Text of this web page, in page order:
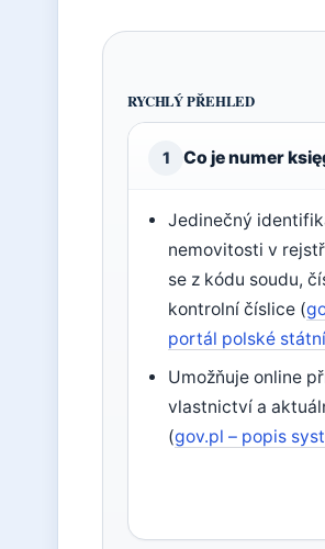
RYCHLÝ PŘEHLED
1 Co je numer
Jedinečný
nemovitosti v
se z kódu soudu,
kontrolní číslice (
portál polské
Umožňuje online
vlastnictví a
(gov.pl – popis